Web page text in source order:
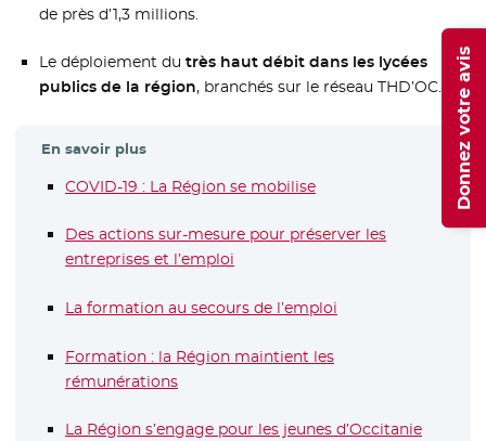
de près d’1,3 millions.
Le déploiement du très haut débit dans les lycées
publics de la région, branchés sur le réseau THD’OC.
En savoir plus
COVID-19 : La Région se mobilise
Des actions sur-mesure pour préserver les
entreprises et l’emploi
La formation au secours de l’emploi
Formation : la Région maintient les
rémunérations
La Région s’engage pour les jeunes d’Occitanie
Donnez votre avis